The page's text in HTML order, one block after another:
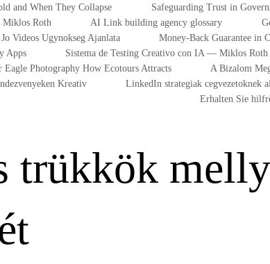
and When They Collapse
Safeguarding Trust in
Roth
AI Link building agency glossary
Videos Ugynokseg Ajanlata
Money-Back Guarantee in
Apps
Sistema de Testing Creativo con IA — Miklos Roth
Eagle Photography How Ecotours Attracts A Bizalom
Kreativ
LinkedIn strategiak cegvezetoknek
Erhalten Sie
trükkök